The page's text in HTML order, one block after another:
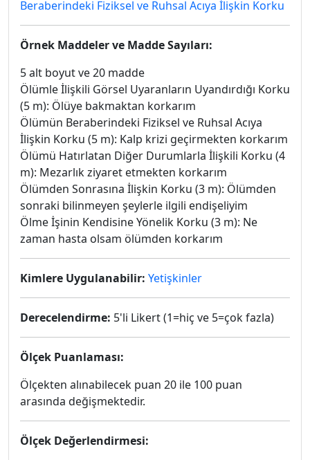
Beraberindeki Fiziksel ve Ruhsal Acıya İlişkin Korku
Örnek Maddeler ve Madde Sayıları:
5 alt boyut ve 20 madde
Ölümle İlişkili Görsel Uyaranların Uyandırdığı Korku
(5 m): Ölüye bakmaktan korkarım
Ölümün Beraberindeki Fiziksel ve Ruhsal Acıya
İlişkin Korku (5 m): Kalp krizi geçirmekten korkarım
Ölümü Hatırlatan Diğer Durumlarla İlişkili Korku (4
m): Mezarlık ziyaret etmekten korkarım
Ölümden Sonrasına İlişkin Korku (3 m): Ölümden
sonraki bilinmeyen şeylerle ilgili endişeliyim
Ölme İşinin Kendisine Yönelik Korku (3 m): Ne
zaman hasta olsam ölümden korkarım
Kimlere Uygulanabilir: Yetişkinler
Derecelendirme: 5'li Likert (1=hiç ve 5=çok fazla)
Ölçek Puanlaması:
Ölçekten alınabilecek puan 20 ile 100 puan
arasında değişmektedir.
Ölçek Değerlendirmesi: